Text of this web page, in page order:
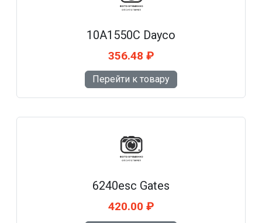
10A1550C Dayco
356.48 ₽
Перейти к товару
6240esc Gates
420.00 ₽